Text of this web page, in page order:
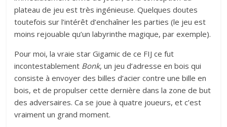
plateau de jeu est très ingénieuse. Quelques doutes
toutefois sur l’intérêt d’enchaîner les parties (le jeu est
moins rejouable qu’un labyrinthe magique, par exemple).
Pour moi, la vraie star Gigamic de ce FIJ ce fut
incontestablement Bonk, un jeu d’adresse en bois qui
consiste à envoyer des billes d’acier contre une bille en
bois, et de propulser cette dernière dans la zone de but
des adversaires. Ca se joue à quatre joueurs, et c’est
vraiment un grand moment.